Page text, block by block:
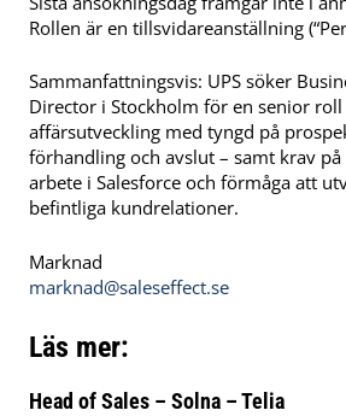
Rollen är en tillsvidareanställning
Sammanfattningsvis: UPS söker
Director i Stockholm för en senior
affärsutveckling med tyngd på
förhandling och avslut – samt krav
arbete i Salesforce och förmåga att
befintliga kundrelationer.
Marknad
marknad@saleseffect.se
Läs mer:
Head of Sales – Solna – Telia